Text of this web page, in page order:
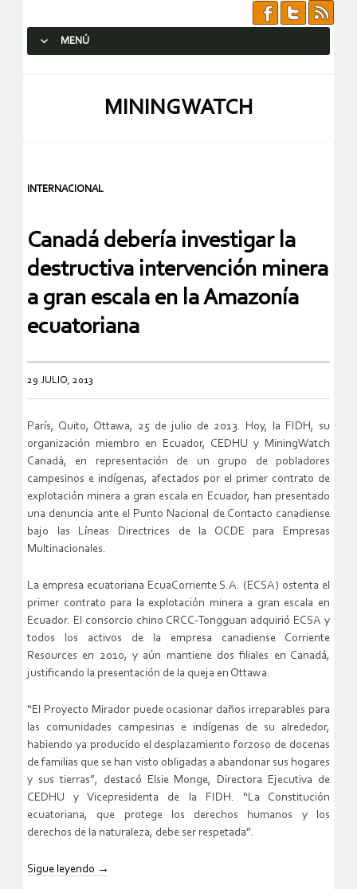
MENÚ
MININGWATCH
INTERNACIONAL
Canadá debería investigar la
destructiva intervención minera
a gran escala en la Amazonía
ecuatoriana
29 JULIO, 2013
París, Quito, Ottawa, 25 de julio de 2013. Hoy, la FIDH, su
organización miembro en Ecuador, CEDHU y MiningWatch
Canadá, en representación de un grupo de pobladores
campesinos e indígenas, afectados por el primer contrato de
explotación minera a gran escala en Ecuador, han presentado
una denuncia ante el Punto Nacional de Contacto canadiense
bajo las Líneas Directrices de la OCDE para Empresas
Multinacionales.
La empresa ecuatoriana EcuaCorriente S.A. (ECSA) ostenta el
primer contrato para la explotación minera a gran escala en
Ecuador. El consorcio chino CRCC-Tongguan adquirió ECSA y
todos los activos de la empresa canadiense Corriente
Resources en 2010, y aún mantiene dos filiales en Canadá,
justificando la presentación de la queja en Ottawa.
“El Proyecto Mirador puede ocasionar daños irreparables para
las comunidades campesinas e indígenas de su alrededor,
habiendo ya producido el desplazamiento forzoso de docenas
de familias que se han visto obligadas a abandonar sus hogares
y sus tierras”, destacó Elsie Monge, Directora Ejecutiva de
CEDHU y Vicepresidenta de la FIDH. “La Constitución
ecuatoriana, que protege los derechos humanos y los
derechos de la naturaleza, debe ser respetada”.
Sigue leyendo →